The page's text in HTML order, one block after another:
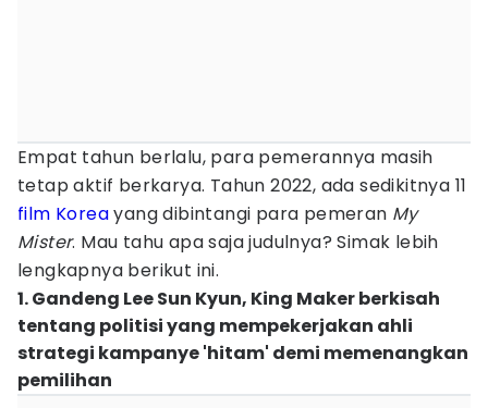
Empat tahun berlalu, para pemerannya masih
tetap aktif berkarya. Tahun 2022, ada sedikitnya 11
film Koreayang dibintangi para pemeran My
Mister. Mau tahu apa saja judulnya? Simak lebih
lengkapnya berikut ini.
1. Gandeng Lee Sun Kyun, King Maker berkisah
tentang politisi yang mempekerjakan ahli
strategi kampanye 'hitam' demi memenangkan
pemilihan